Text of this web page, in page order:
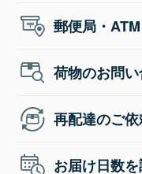
郵便局・
荷物のお問
再配達のご
お届け日数